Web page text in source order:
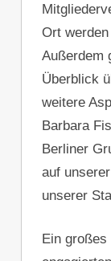
Ort
Außerdem
Überblick
weitere
Barbara
Berliner
auf
unserer
Ein